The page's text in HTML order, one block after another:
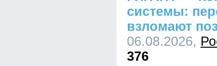
системы:
взломают
06.08.2026,
376